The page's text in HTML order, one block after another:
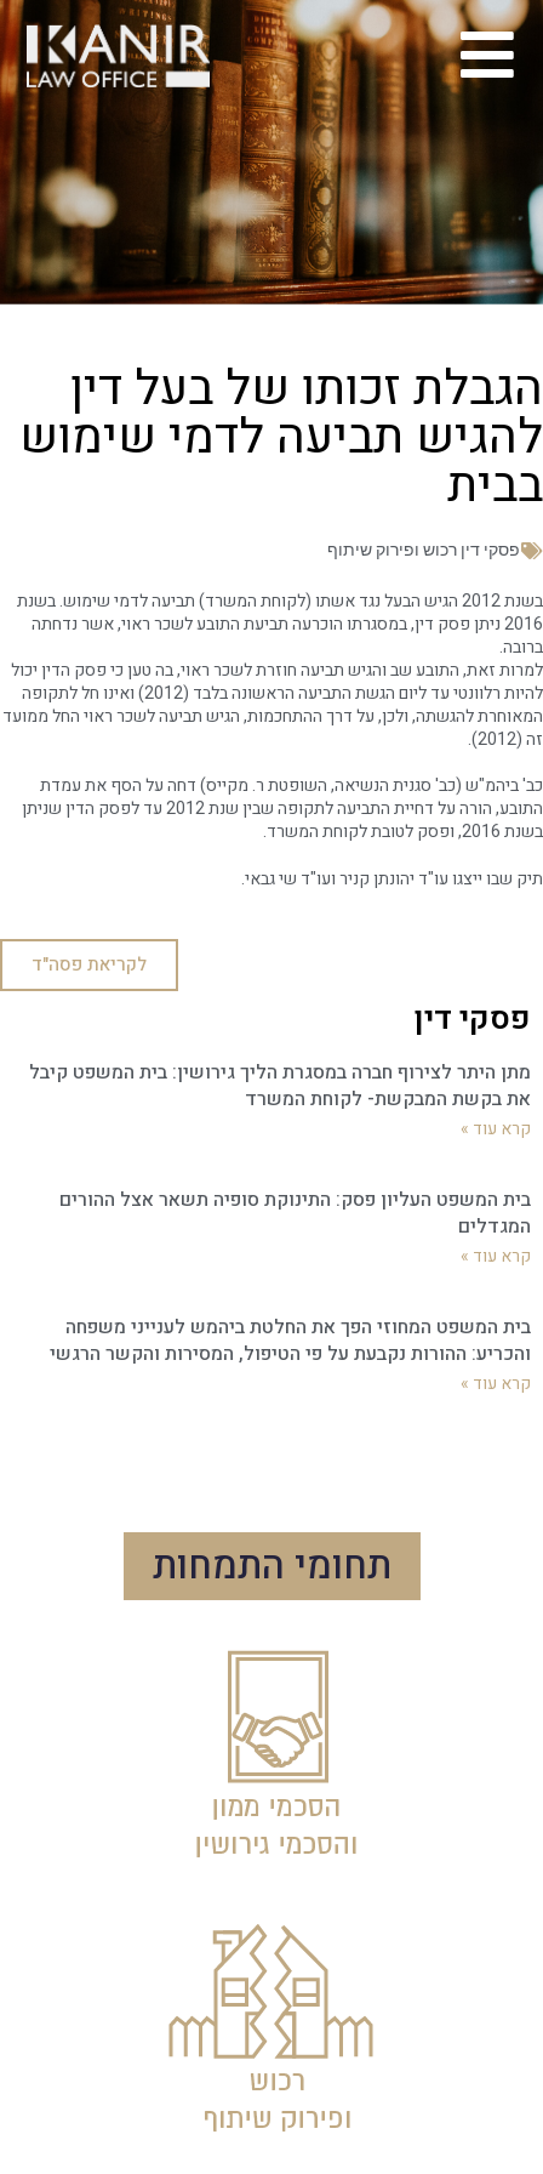
הגבלת זכותו של בעל דין
להגיש תביעה לדמי שימוש
בבית
פסקי דין רכוש ופירוק שיתוף
בשנת 2012 הגיש הבעל נגד אשתו (לקוחת המשרד) תביעה לדמי שימוש. בשנת
2016 ניתן פסק דין, במסגרתו הוכרעה תביעת התובע לשכר ראוי, אשר נדחתה
ברובה.
למרות זאת, התובע שב והגיש תביעה חוזרת לשכר ראוי, בה טען כי פסק הדין יכול
להיות רלוונטי עד ליום הגשת התביעה הראשונה בלבד (2012) ואינו חל לתקופה
המאוחרת להגשתה, ולכן, על דרך ההתחכמות, הגיש תביעה לשכר ראוי החל ממועד
זה (2012).
כב' ביהמ"ש (כב' סגנית הנשיאה, השופטת ר. מקייס) דחה על הסף את עמדת
התובע, הורה על דחיית התביעה לתקופה שבין שנת 2012 עד לפסק הדין שניתן
בשנת 2016, ופסק לטובת לקוחת המשרד.
תיק שבו ייצגו עו"ד יהונתן קניר ועו"ד שי גבאי.
לקריאת פסה"ד
פסקי דין
מתן היתר לצירוף חברה במסגרת הליך גירושין: בית המשפט קיבל
את בקשת המבקשת- לקוחת המשרד
קרא עוד »
בית המשפט העליון פסק: התינוקת סופיה תשאר אצל ההורים
המגדלים
קרא עוד »
בית המשפט המחוזי הפך את החלטת ביהמש לענייני משפחה
והכריע: ההורות נקבעת על פי הטיפול, המסירות והקשר הרגשי
קרא עוד »
תחומי התמחות